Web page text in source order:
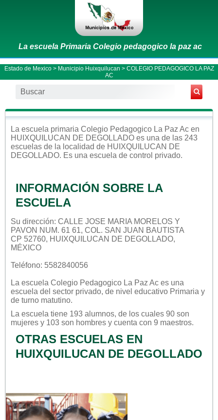
La escuela Primaria Colegio pedagogico la paz ac
Estado de Mexico> Municipio Huixquilucan > COLEGIO PEDAGOGICO LA PAZ
AC
La escuela primaria Colegio Pedagogico La Paz Ac en
HUIXQUILUCAN DE DEGOLLADO es una de las 243
escuelas de la localidad de HUIXQUILUCAN DE
DEGOLLADO. Es una escuela de control privado.
INFORMACIÓN SOBRE LA
ESCUELA
Su dirección: CALLE JOSE MARIA MORELOS Y
PAVON NUM. 61 61, COL. SAN JUAN BAUTISTA
CP 52760, HUIXQUILUCAN DE DEGOLLADO,
MÉXICO
Teléfono: 5582840056
La escuela Colegio Pedagogico La Paz Ac es una
escuela del sector privado, de nivel educativo Primaria y
de turno matutino.
La escuela tiene 193 alumnos, de los cuales 90 son
mujeres y 103 son hombres y cuenta con 9 maestros.
OTRAS ESCUELAS EN
HUIXQUILUCAN DE DEGOLLADO